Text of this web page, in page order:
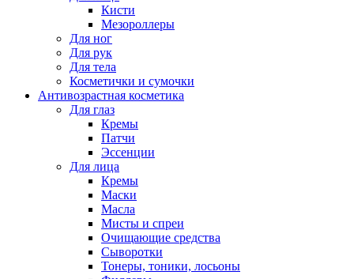
Кисти
Мезороллеры
Для ног
Для рук
Для тела
Косметички и сумочки
Антивозрастная косметика
Для глаз
Кремы
Патчи
Эссенции
Для лица
Кремы
Маски
Масла
Мисты и спреи
Очищающие средства
Сыворотки
Тонеры, тоники, лосьоны